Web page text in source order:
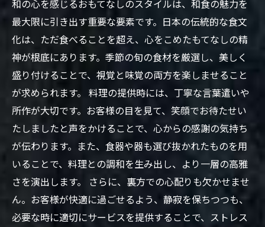
和の心を感じるおもてなしのスタイルは、和食の魅力を
最大限に引き出す重要な要素です。日本の伝統的な食文
化は、ただ食べることを超え、心をこめたもてなしの精
神が根底にあります。季節の旬の食材を厳選し、美しく
盛り付けることで、視覚と味覚の両方を楽しませること
が求められます。 料理の提供時には、丁寧な言葉遣いや
所作が大切です。お客様の目を見て、笑顔でお待たせい
たしましたと声をかけることで、心からの感謝の気持ち
が伝わります。また、食器や器も選び抜かれたものを用
いることで、料理との調和を生み出し、より一層の高雅
さを演出します。 さらに、裏方での心配りも欠かせませ
ん。お客様が快適に過ごせるよう、静寂を保ちつつも、
必要な時に適切にサービスを提供することで、ストレス